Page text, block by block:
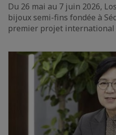
Du 26 mai au 7 juin 2026,
bijoux semi-fins fondée à
premier projet international